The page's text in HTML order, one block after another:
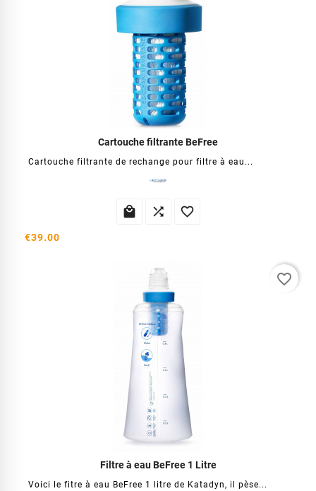
Cartouche filtrante BeFree
Cartouche filtrante de rechange pour filtre à eau...
  
€39.00
Filtre à eau BeFree 1 Litre
Voici le fitre à eau BeFree 1 litre de Katadyn, il pèse...
favorite_border